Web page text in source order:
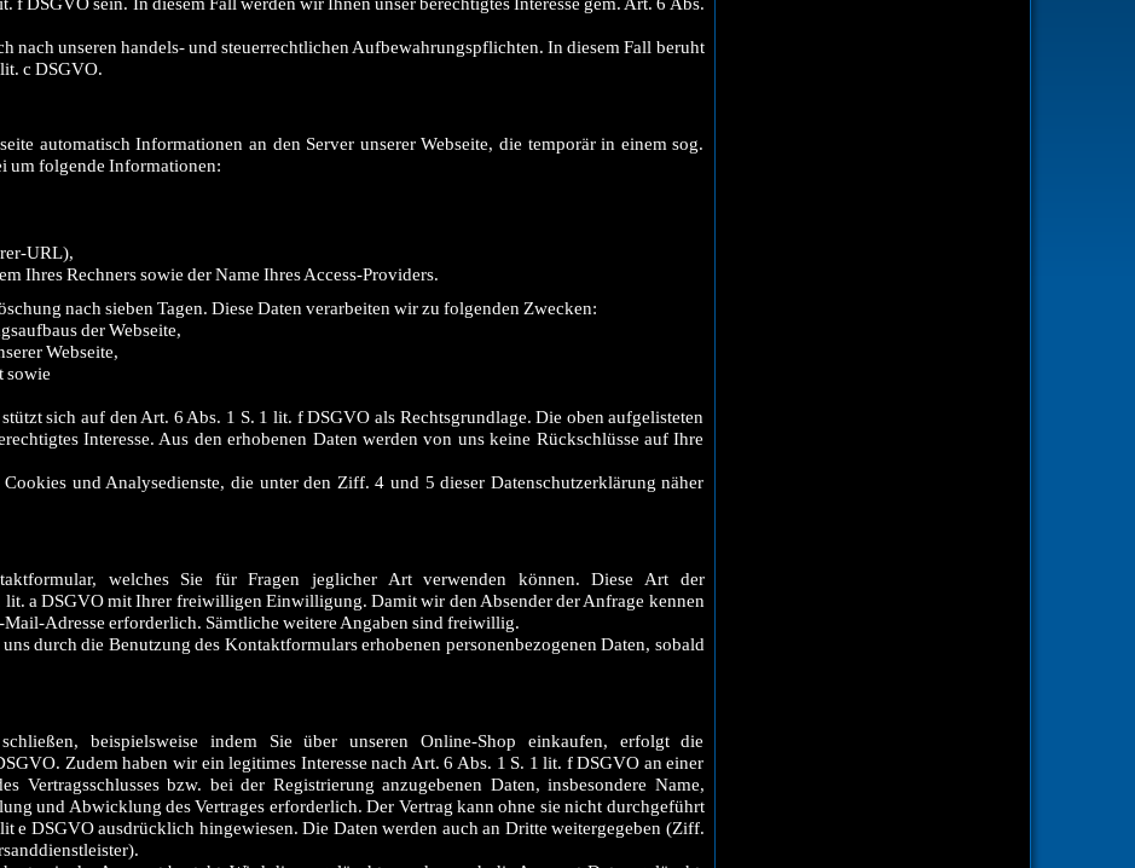
nach unseren handels- und steuerrechtlichen Aufbewahrungspflichten. In diesem Fall beruht
c DSGVO.
automatisch Informationen an den Server unserer Webseite, die temporär in einem sog.
um folgende Informationen:
URL),
Ihres Rechners sowie der Name Ihres Access-Providers.
nach sieben Tagen. Diese Daten verarbeiten wir zu folgenden Zwecken:
der Webseite,
Webseite,
sowie
sich auf den Art. 6 Abs. 1 S. 1 lit. f DSGVO als Rechtsgrundlage. Die oben aufgelisteten
Interesse. Aus den erhobenen Daten werden von uns keine Rückschlüsse auf Ihre
und Analysedienste, die unter den Ziff. 4 und 5 dieser Datenschutzerklärung näher
welches Sie für Fragen jeglicher Art verwenden können. Diese Art der
lit. a DSGVO mit Ihrer freiwilligen Einwilligung. Damit wir den Absender der Anfrage kennen
Adresse erforderlich. Sämtliche weitere Angaben sind freiwillig.
durch die Benutzung des Kontaktformulars erhobenen personenbezogenen Daten, sobald
beispielsweise indem Sie über unseren Online-Shop einkaufen, erfolgt die
Zudem haben wir ein legitimes Interesse nach Art. 6 Abs. 1 S. 1 lit. f DSGVO an einer
Vertragsschlusses bzw. bei der Registrierung anzugebenen Daten, insbesondere Name,
und Abwicklung des Vertrages erforderlich. Der Vertrag kann ohne sie nicht durchgeführt
e DSGVO ausdrücklich hingewiesen. Die Daten werden auch an Dritte weitergegeben (Ziff.